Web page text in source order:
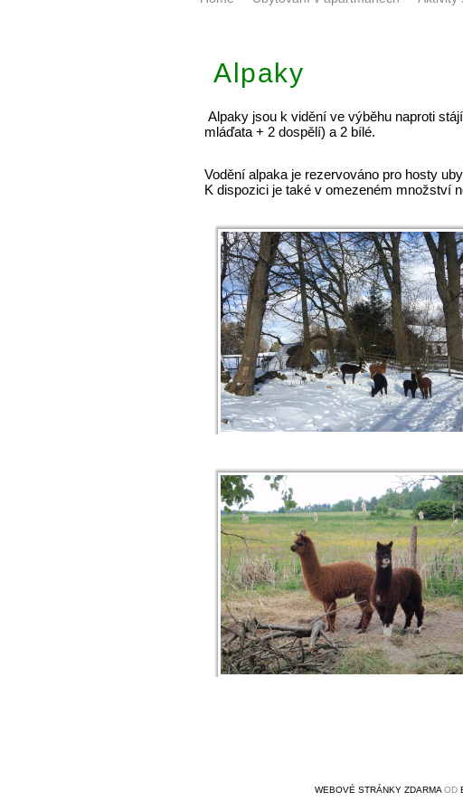
Alpaky
Alpaky jsou k vidění ve výběhu naproti
mláďata + 2 dospělí) a 2 bílé.
Vodění alpaka je rezervováno pro hosty
K dispozici je také v omezeném množství
WEBOVÉ STRÁNKY ZDARMA OD